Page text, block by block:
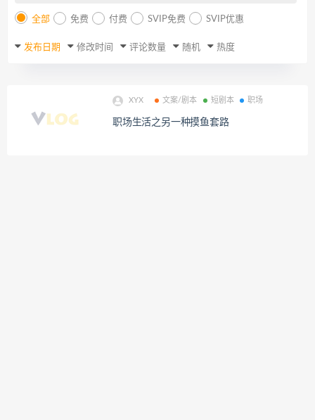
全部 免费 付费 SVIP免费 SVIP优惠
发布日期 修改时间 评论数量 随机 热度
XYX 文案/剧本 短剧本 职场
职场生活之另一种摸鱼套路